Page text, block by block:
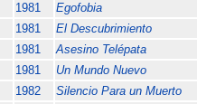
1981 Egofobia
1981 El Descubrimiento
1981 Asesino Telépata
1981 Un Mundo Nuevo
1982 Silencio Para un Muerto